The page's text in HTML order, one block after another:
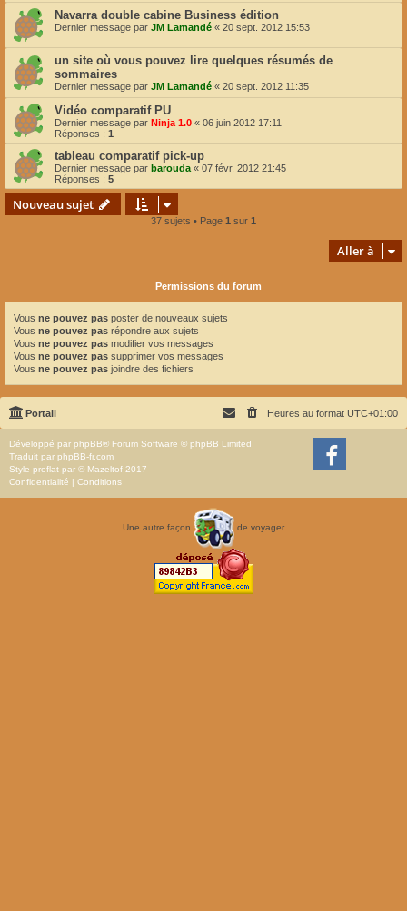
Navarra double cabine Business édition
Dernier message par JM Lamandé « 20 sept. 2012 15:53
un site où vous pouvez lire quelques résumés de
sommaires
Dernier message par JM Lamandé « 20 sept. 2012 11:35
Vidéo comparatif PU
Dernier message par Ninja 1.0 « 06 juin 2012 17:11
Réponses : 1
tableau comparatif pick-up
Dernier message par barouda « 07 févr. 2012 21:45
Réponses : 5
Nouveau sujet
37 sujets • Page 1 sur 1
Aller à
Permissions du forum
Vous ne pouvez pas poster de nouveaux sujets
Vous ne pouvez pas répondre aux sujets
Vous ne pouvez pas modifier vos messages
Vous ne pouvez pas supprimer vos messages
Vous ne pouvez pas joindre des fichiers
Portail Heures au format UTC+01:00
Développé par phpBB® Forum Software © phpBB Limited
Traduit par phpBB-fr.com
Style proflat par © Mazeltof 2017
Confidentialité | Conditions
Une autre façon de voyager